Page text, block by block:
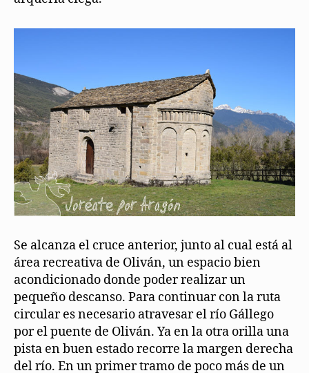
Se alcanza el cruce anterior, junto al cual está al
área recreativa de Oliván, un espacio bien
acondicionado donde poder realizar un
pequeño descanso. Para continuar con la ruta
circular es necesario atravesar el río Gállego
por el puente de Oliván. Ya en la otra orilla una
pista en buen estado recorre la margen derecha
del río. En un primer tramo de poco más de un